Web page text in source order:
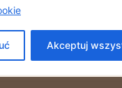
Akceptuj
100